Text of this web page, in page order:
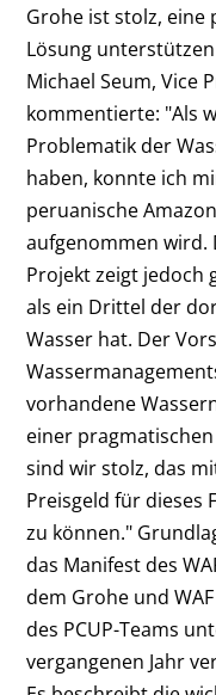
Grohe ist stolz,
Lösung
Michael Seum, Vice
kommentierte: "Als
Problematik der
haben, konnte ich
peruanische
aufgenommen wird.
Projekt zeigt jedoch
als ein Drittel der
Wasser hat. Der
vorhandene
einer
sind wir stolz, das
Preisgeld für dieses
zu können."
das Manifest des
dem Grohe und
des PCUP-Teams
vergangenen Jahr